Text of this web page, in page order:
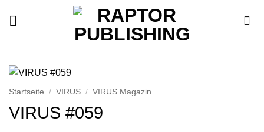
Startseite / VIRUS / VIRUS Magazin
VIRUS #059